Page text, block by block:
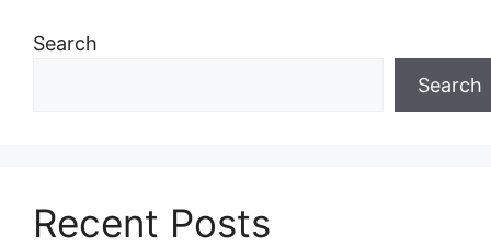
Search
Search
Recent Posts